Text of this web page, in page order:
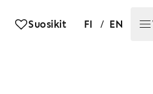
Suosikit FI / EN